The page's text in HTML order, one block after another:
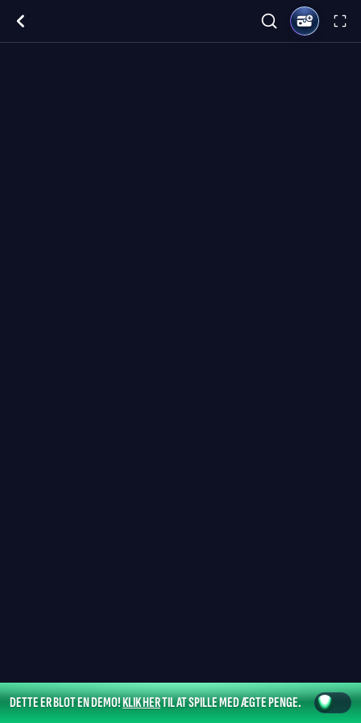
DETTE ER BLOT EN DEMO!KLIK HERTIL AT SPILLE MED ÆGTE PENGE.